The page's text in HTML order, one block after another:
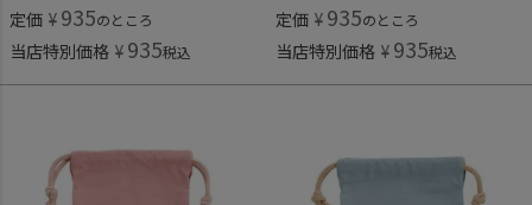
定価 ¥ 935のところ
当店特別価格 ¥ 935税込
定価 ¥ 935のところ
当店特別価格 ¥ 935税込